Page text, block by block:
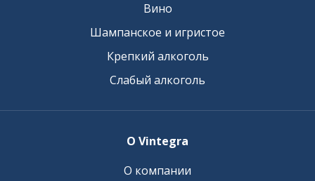
Вино
Шампанское и игристое
Крепкий алкоголь
Слабый алкоголь
О Vintegra
О компании